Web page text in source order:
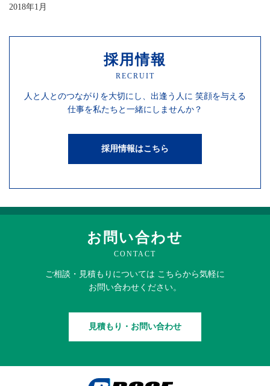
2018年1月
採用情報
RECRUIT
人と人とのつながりを大切にし、 出逢う人に 笑顔を与える
仕事を私たちと一緒にしませんか？
採用情報はこちら
お問い合わせ
CONTACT
ご相談・見積もりについては こちらから気軽に
お問い合わせください。
見積もり・お問い合わせ